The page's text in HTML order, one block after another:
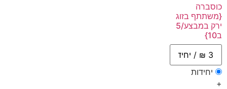
כוסברה
{משתתף בזוג
ירק במבצע/5
ב10}
יחידות
+